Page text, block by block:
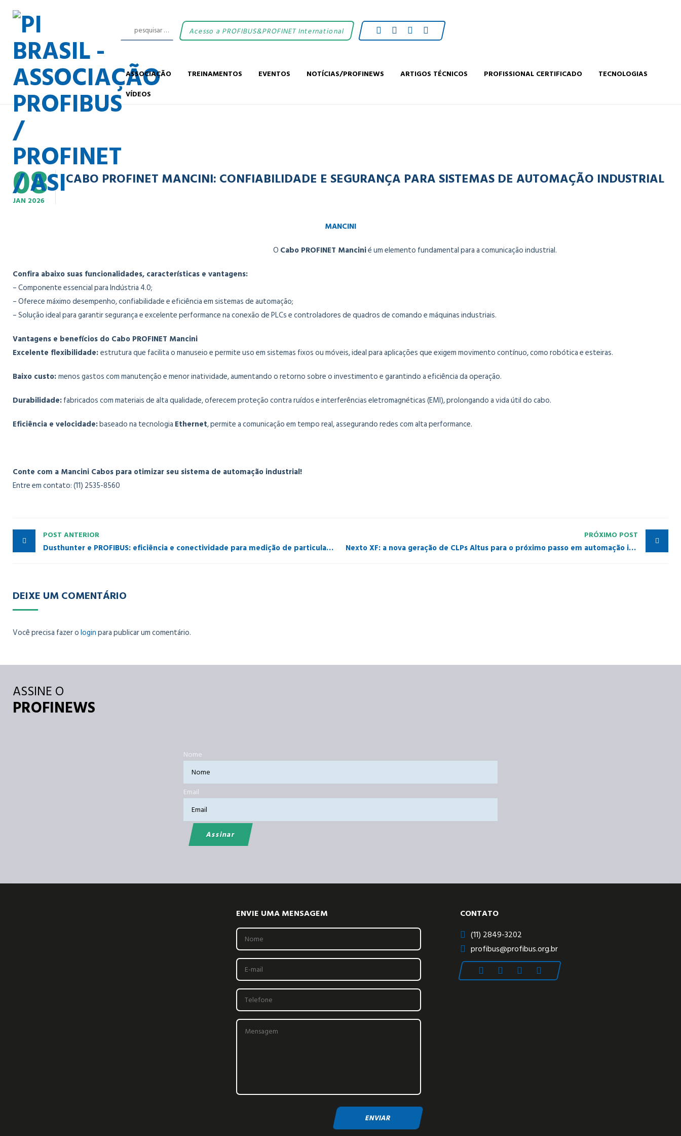
ASSOCIAÇÃO TREINAMENTOS EVENTOS NOTÍCIAS/PROFINEWS ARTIGOS TÉCNICOS PROFISSIONAL CERTIFICADO
TECNOLOGIAS
VÍDEOS
Acesso a PROFIBUS&PROFINET International
08
JAN 2026
CABO PROFINET MANCINI: CONFIABILIDADE E SEGURANÇA PARA SISTEMAS DE AUTOMAÇÃO INDUSTRIAL
MANCINI
O Cabo PROFINET Mancinié um elemento fundamental para a comunicação industrial.
Confira abaixo suas funcionalidades, características e vantagens:
– Componente essencial para Indústria 4.0;
– Oferece máximo desempenho, confiabilidade e eficiência em sistemas de automação;
– Solução ideal para garantir segurança e excelente performance na conexão de PLCs e controladores de quadros de comando e máquinas industriais.
Vantagens e benefícios do Cabo PROFINET Mancini
Excelente flexibilidade:estrutura que facilita o manuseio e permite uso em sistemas fixos ou móveis, ideal para aplicações que exigem movimento contínuo, como robótica e esteiras.
Baixo custo:menos gastos com manutenção e menor inatividade, aumentando o retorno sobre o investimento e garantindo a eficiência da operação.
Durabilidade:fabricados com materiais de alta qualidade, oferecem proteção contra ruídos e interferências eletromagnéticas (EMI), prolongando a vida útil do cabo.
Eficiência e velocidade:baseado na tecnologia Ethernet, permite a comunicação em tempo real, assegurando redes com alta performance.
Conte com a Mancini Cabos para otimizar seu sistema de automação industrial!
Entre em contato: (11) 2535-8560
POST ANTERIOR
Dusthunter e PROFIBUS: eficiência e conectividade para medição de particulados
PRÓXIMO POST
Nexto XF: a nova geração de CLPs Altus para o próximo passo em automação inteligente
DEIXE UM COMENTÁRIO
Você precisa fazer ologinpara publicar um comentário.
ASSINE O
PROFINEWS
Nome
Email
ENVIE UMA MENSAGEM CONTATO
(11) 2849-3202
profibus@profibus.org.br